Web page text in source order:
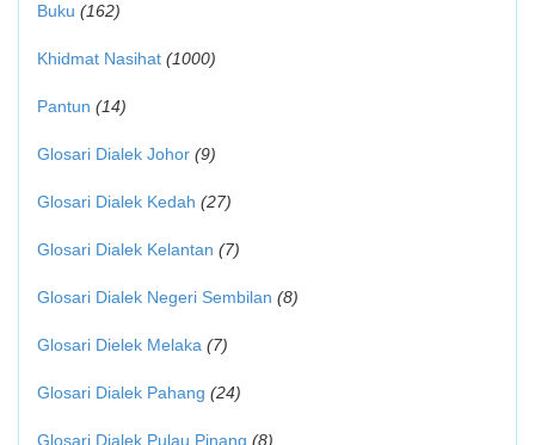
Buku (162)
Khidmat Nasihat (1000)
Pantun (14)
Glosari Dialek Johor (9)
Glosari Dialek Kedah (27)
Glosari Dialek Kelantan (7)
Glosari Dialek Negeri Sembilan (8)
Glosari Dielek Melaka (7)
Glosari Dialek Pahang (24)
Glosari Dialek Pulau Pinang (8)